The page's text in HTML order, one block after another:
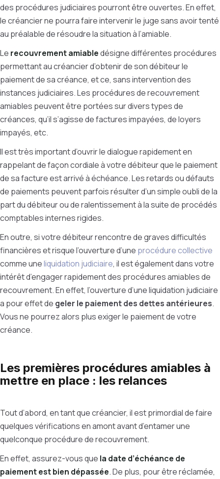
des procédures judiciaires pourront être ouvertes. En effet,
le créancier ne pourra faire intervenir le juge sans avoir tenté
au préalable de résoudre la situation à l’amiable.
Le recouvrement amiabledésigne différentes procédures
permettant au créancier d’obtenir de son débiteur le
paiement de sa créance, et ce, sans intervention des
instances judiciaires. Les procédures de recouvrement
amiables peuvent être portées sur divers types de
créances, qu’il s’agisse de factures impayées, de loyers
impayés, etc.
Il est très important d’ouvrir le dialogue rapidement en
rappelant de façon cordiale à votre débiteur que le paiement
de sa facture est arrivé à échéance. Les retards ou défauts
de paiements peuvent parfois résulter d’un simple oubli de la
part du débiteur ou de ralentissement à la suite de procédés
comptables internes rigides.
En outre, si votre débiteur rencontre de graves difficultés
financières et risque l’ouverture d’une procédure collective
comme uneliquidation judiciaire, il est également dans votre
intérêt d’engager rapidement des procédures amiables de
recouvrement. En effet, l’ouverture d’une liquidation judiciaire
a pour effet de geler le paiement des dettes antérieures.
Vous ne pourrez alors plus exiger le paiement de votre
créance.
Les premières procédures amiables à
mettre en place : les relances
Tout d’abord, en tant que créancier, il est primordial de faire
quelques vérifications en amont avant d’entamer une
quelconque procédure de recouvrement.
En effet, assurez-vous que la date d’échéance de
paiement est bien dépassée. De plus, pour être réclamée,